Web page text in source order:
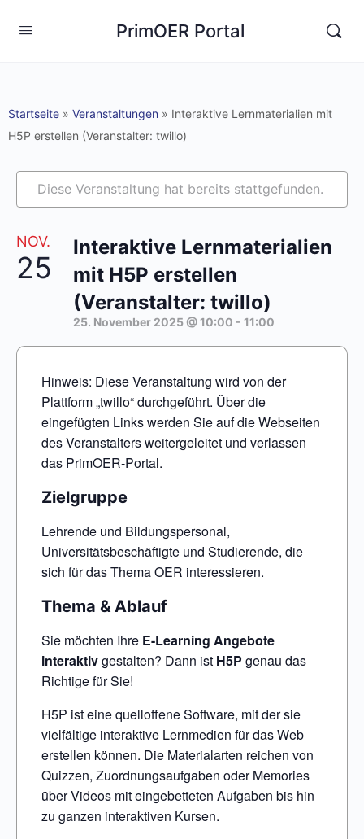
PrimOER Portal
Startseite » Veranstaltungen » Interaktive Lernmaterialien mit
H5P erstellen (Veranstalter: twillo)
Diese Veranstaltung hat bereits stattgefunden.
NOV.
25
Interaktive Lernmaterialien
mit H5P erstellen
(Veranstalter: twillo)
25. November 2025 @ 10:00 - 11:00
Hinweis: Diese Veranstaltung wird von der
Plattform „twillo“ durchgeführt. Über die
eingefügten Links werden Sie auf die Webseiten
des Veranstalters weitergeleitet und verlassen
das PrimOER-Portal.
Zielgruppe
Lehrende und Bildungspersonal,
Universitätsbeschäftigte und Studierende, die
sich für das Thema OER interessieren.
Thema & Ablauf
Sie möchten Ihre E-Learning Angebote
interaktivgestalten? Dann ist H5P genau das
Richtige für Sie!
H5P ist eine quelloffene Software, mit der sie
vielfältige interaktive Lernmedien für das Web
erstellen können. Die Materialarten reichen von
Quizzen, Zuordnungsaufgaben oder Memories
über Videos mit eingebetteten Aufgaben bis hin
zu ganzen interaktiven Kursen.